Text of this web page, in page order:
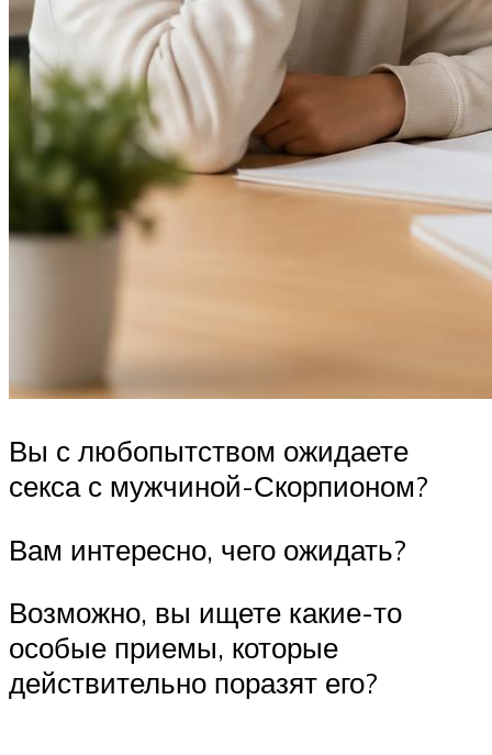
Вы с любопытством ожидаете
секса с мужчиной-Скорпионом?
Вам интересно, чего ожидать?
Возможно, вы ищете какие-то
особые приемы, которые
действительно поразят его?